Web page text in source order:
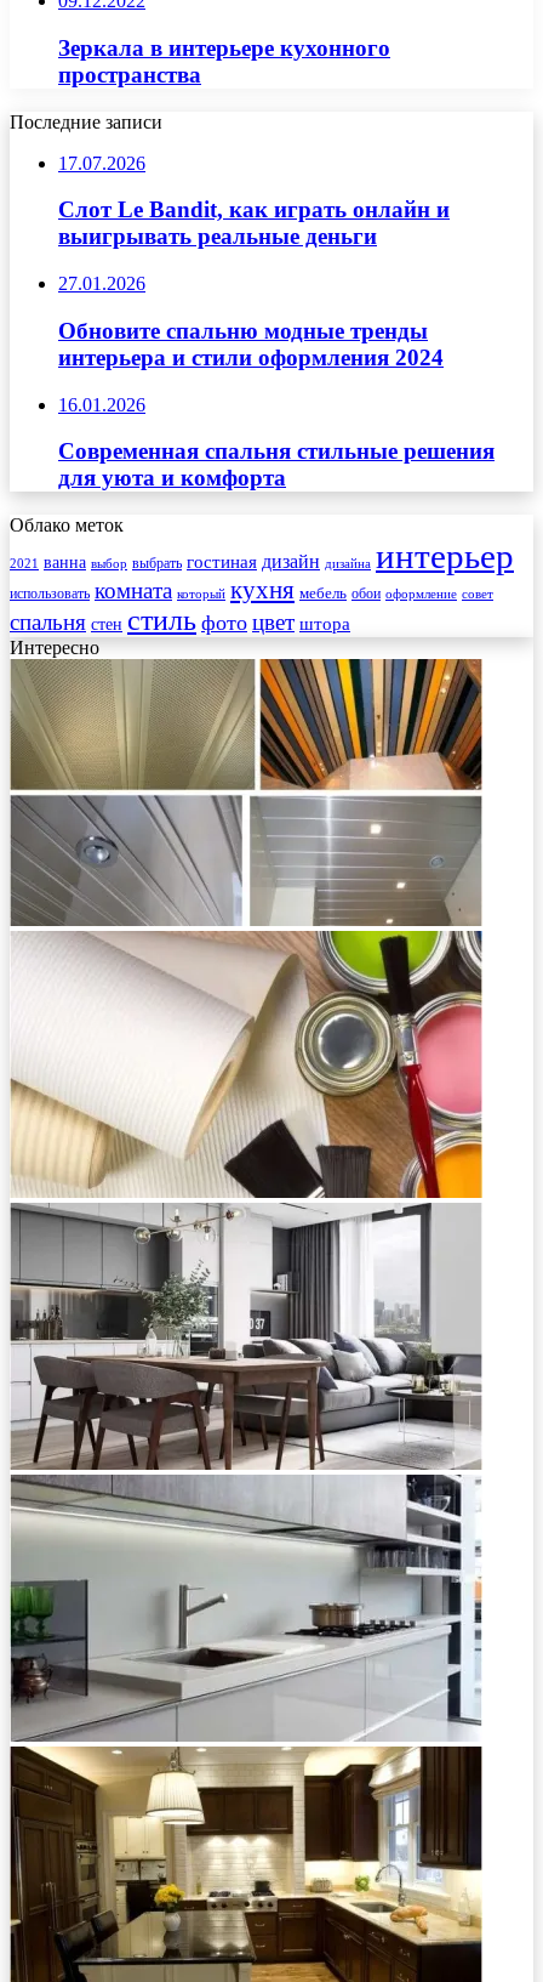
Зеркала в интерьере кухонного
пространства
Последние записи
17.07.2026
Слот Le Bandit, как играть онлайн и
выигрывать реальные деньги
27.01.2026
Обновите спальню модные тренды
интерьера и стили оформления 2024
16.01.2026
Современная спальня стильные решения
для уюта и комфорта
Облако меток
2021 ванна выбор выбрать гостиная дизайн дизайна интерьер
использовать комната который кухня мебель обои оформление совет
спальня стен стиль фото цвет штора
Интересно